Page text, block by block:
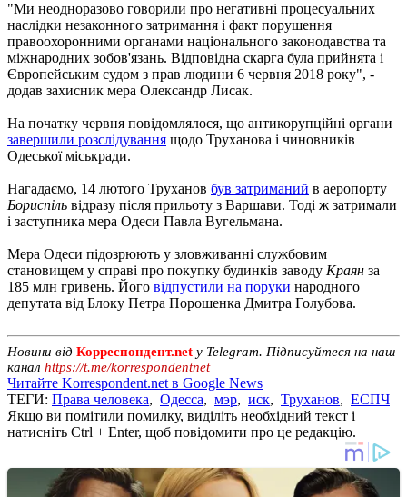
"Ми неодноразово говорили про негативні процесуальних
наслідки незаконного затримання і факт порушення
правоохоронними органами національного законодавства та
міжнародних зобов'язань. Відповідна скарга була прийнята і
Європейським судом з прав людини 6 червня 2018 року", -
додав захисник мера Олександр Лисак.
На початку червня повідомлялося, що антикорупційні органи
завершили розслідування щодо Труханова і чиновників
Одеської міськради.
Нагадаємо, 14 лютого Труханов був затриманий в аеропорту
Бориспіль відразу після прильоту з Варшави. Тоді ж затримали
і заступника мера Одеси Павла Вугельмана.
Мера Одеси підозрюють у зловживанні службовим
становищем у справі про покупку будинків заводу Краян за
185 млн гривень. Його відпустили на поруки народного
депутата від Блоку Петра Порошенка Дмитра Голубова.
Новини від Корреспондент.net у Telegram. Підписуйтеся на наш
канал https://t.me/korrespondentnet
Читайте Korrespondent.net в Google News
ТЕГИ: Права человека, Одесса, мэр, иск, Труханов, ЕСПЧ
Якщо ви помітили помилку, виділіть необхідний текст і
натисніть Ctrl + Enter, щоб повідомити про це редакцію.